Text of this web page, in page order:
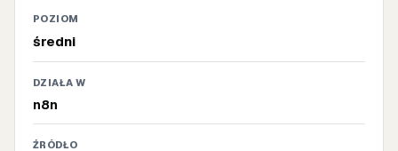
POZIOM
średni
DZIAŁA W
n8n
ŹRÓDŁO